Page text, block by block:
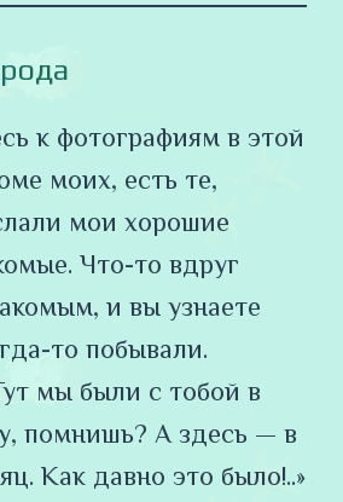
к фотографиям в этой
моих, есть те,
мои хорошие
Что-то вдруг
и вы узнаете
то побывали.
мы были с тобой в
помнишь? А здесь — в
Как давно это было!..»